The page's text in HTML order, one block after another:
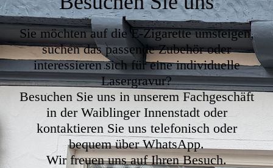
Sie möchten auf die E-Zigarette umsteigen,
suchen das passende Zubehör oder
interessieren sich für eine individuelle
Lasergravur?
Besuchen Sie uns in unserem Fachgeschäft
in der Waiblinger Innenstadt oder
kontaktieren Sie uns telefonisch oder
bequem über WhatsApp.
Wir freuen uns auf Ihren Besuch.